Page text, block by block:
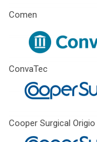
Comen
ConvaTec
Cooper Surgical Origio